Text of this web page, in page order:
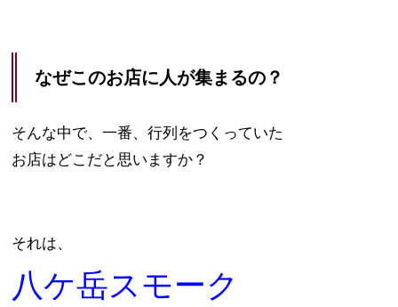
なぜこのお店に人が集まるの？
そんな中で、一番、行列をつくっていた
お店はどこだと思いますか？
それは、
八ケ岳スモーク